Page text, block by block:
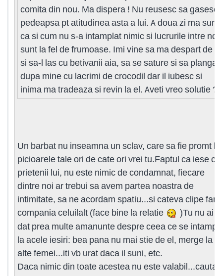
comita din nou. Ma dispera ! Nu reusesc sa gasesc
pedeapsa pt atitudinea asta a lui. A doua zi ma suna
ca si cum nu s-a intamplat nimic si lucrurile intre noi
sunt la fel de frumoase. Imi vine sa ma despart de el
si sa-l las cu betivanii aia, sa se sature si sa planga
dupa mine cu lacrimi de crocodil dar il iubesc si
inima ma tradeaza si revin la el. Aveti vreo solutie ?
Un barbat nu inseamna un sclav, care sa fie promt la
picioarele tale ori de cate ori vrei tu.Faptul ca iese cu
prietenii lui, nu este nimic de condamnat, fiecare
dintre noi ar trebui sa avem partea noastra de
intimitate, sa ne acordam spatiu...si cateva clipe fara
compania celuilalt (face bine la relatie
)Tu nu ai
dat prea multe amanunte despre ceea ce se
la acele iesiri: bea pana nu mai stie de el, merge la
alte femei...iti vb urat daca il suni, etc.
Daca nimic din toate acestea nu este valabil...cauta